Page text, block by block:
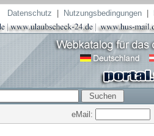
Datenschutz Nutzungsbedingungen
eMail: